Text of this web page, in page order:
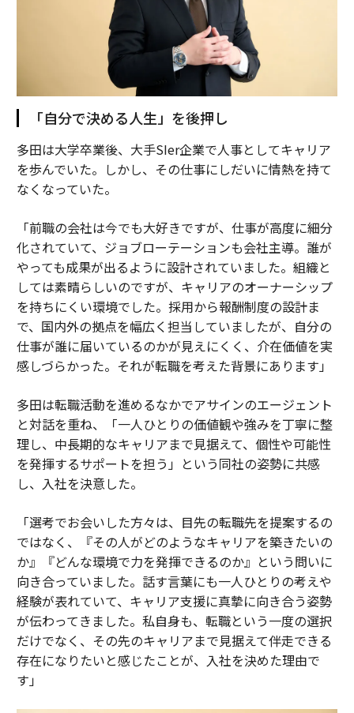
「自分で決める人生」を後押し
多田は大学卒業後、大手SIer企業で人事としてキャリア
を歩んでいた。しかし、その仕事にしだいに情熱を持て
なくなっていた。
「前職の会社は今でも大好きですが、仕事が高度に細分
化されていて、ジョブローテーションも会社主導。誰が
やっても成果が出るように設計されていました。組織と
しては素晴らしいのですが、キャリアのオーナーシップ
を持ちにくい環境でした。採用から報酬制度の設計ま
で、国内外の拠点を幅広く担当していましたが、自分の
仕事が誰に届いているのかが見えにくく、介在価値を実
感しづらかった。それが転職を考えた背景にあります」
多田は転職活動を進めるなかでアサインのエージェント
と対話を重ね、「一人ひとりの価値観や強みを丁寧に整
理し、中長期的なキャリアまで見据えて、個性や可能性
を発揮するサポートを担う」という同社の姿勢に共感
し、入社を決意した。
「選考でお会いした方々は、目先の転職先を提案するの
ではなく、『その人がどのようなキャリアを築きたいの
か』『どんな環境で力を発揮できるのか』という問いに
向き合っていました。話す言葉にも一人ひとりの考えや
経験が表れていて、キャリア支援に真摯に向き合う姿勢
が伝わってきました。私自身も、転職という一度の選択
だけでなく、その先のキャリアまで見据えて伴走できる
存在になりたいと感じたことが、入社を決めた理由で
す」